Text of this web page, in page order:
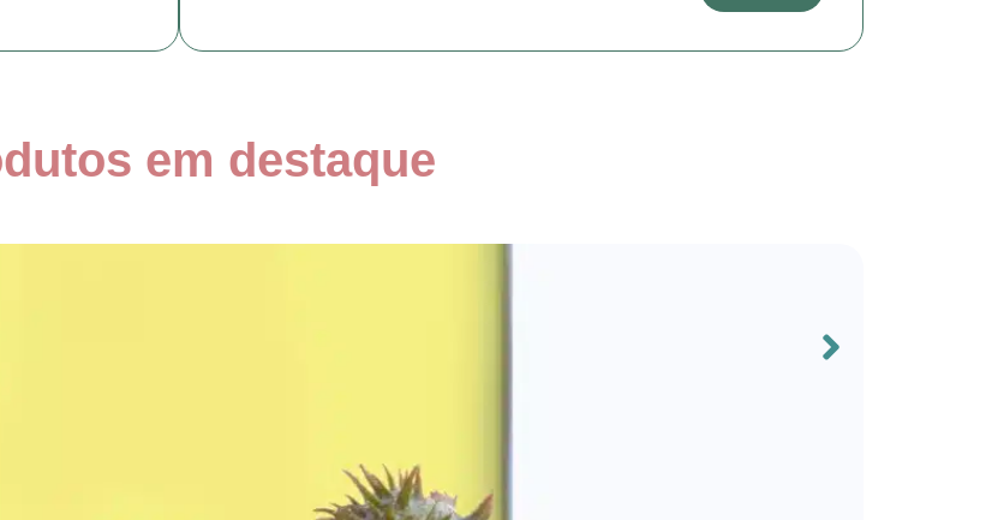
em destaque